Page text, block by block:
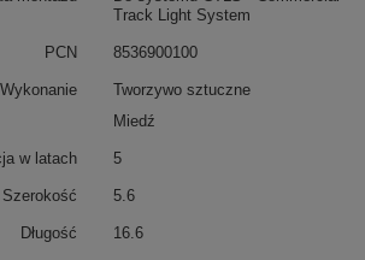
Track Light System
PCN 8536900100
Wykonanie
Tworzywo sztuczne
Miedź
w latach 5
Szerokość 5.6
Długość 16.6